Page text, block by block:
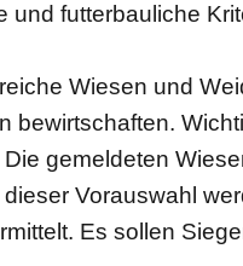
und futterbauliche
Wiesen und
bewirtschaften.
gemeldeten
Vorauswahl
Es sollen